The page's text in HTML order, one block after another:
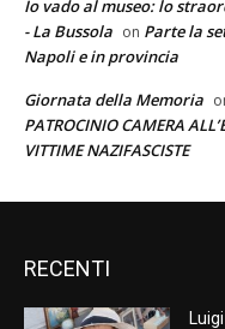
Io vado al museo: lo
- La Bussola on Parte la
Napoli e in provincia
Giornata della Memoria
PATROCINIO CAMERA
VITTIME NAZIFASCISTE
RECENTI